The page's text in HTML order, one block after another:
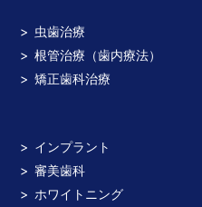
虫歯治療
根管治療（歯内療法）
矯正歯科治療
インプラント
審美歯科
ホワイトニング